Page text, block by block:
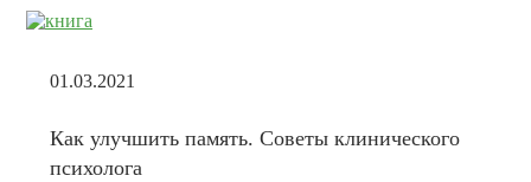
01.03.2021
Как улучшить память. Советы клинического
психолога